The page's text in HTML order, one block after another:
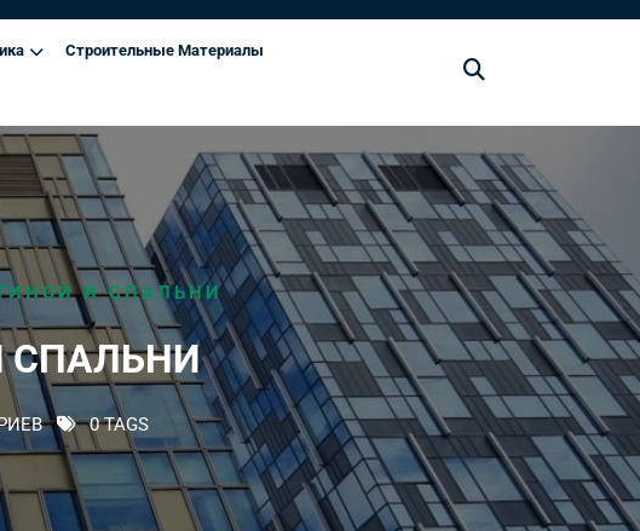
Строительные Материалы
И СПАЛЬНИ
СПАЛЬНИ
0 TAGS